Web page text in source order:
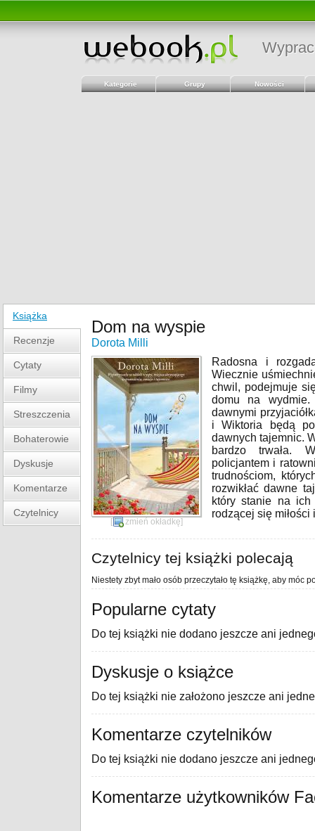
Kategorie Grupy Nowości
Książka
Recenzje
Cytaty
Filmy
Streszczenia
Bohaterowie
Dyskusje
Komentarze
Czytelnicy
Dom na wyspie
Dorota Milli
[ zmień okładkę]
Radosna i
Wiecznie
chwil, podejmuje
domu na
dawnymi
i Wiktoria będą
dawnych tajemnic.
bardzo trwała.
policjantem i
trudnościom,
rozwikłać dawne
który stanie na
rodzącej się miłości
Czytelnicy tej książki polecają
Niestety zbyt mało osób przeczytało tę książkę, aby móc
Popularne cytaty
Do tej książki nie dodano jeszcze ani
Dyskusje o książce
Do tej książki nie założono jeszcze ani
Komentarze czytelników
Do tej książki nie dodano jeszcze ani
Komentarze użytkowników